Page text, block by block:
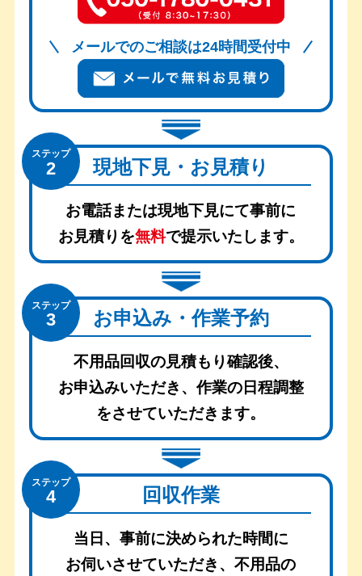
メールでのご相談は24時間受付中
ステップ
2 現地下見・お見積り
お電話または現地下見にて事前に
お見積りを無料で提示いたします。
ステップ
3 お申込み・作業予約
不用品回収の見積もり確認後、
お申込みいただき、作業の日程調整
をさせていただきます。
ステップ
4 回収作業
当日、事前に決められた時間に
お伺いさせていただき、不用品の